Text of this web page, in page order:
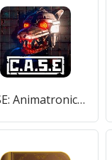
CASE: Animatronics - Ужасы